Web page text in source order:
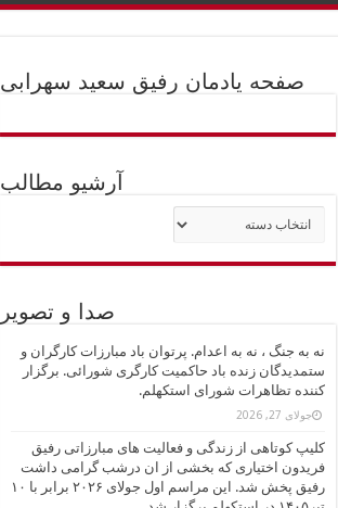
صفحه یادمان رفیق سعید سهرابی
آرشیو مطالب
مطالب
صدا و تصویر
نه به جنگ ، نه به اعدام. پرتوان باد مبارزات کارگران و
ستمدیدگان زنده باد حاکمیت کارگری شورائی. برگزار
کننده تظاهرات شورای استکهلم.
جولای 27, 2026
کلیپ کوتاهی از زندگی و فعالیت های مبارزاتی رفیق
فریدون اختیاری که بخشی از ان درشب گرامی داشت
رفیق پخش شد. این مراسم اول جولای ۲۰۲۶ برابر با ۱۰